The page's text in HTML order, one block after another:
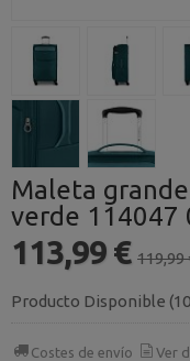
Maleta
verde 114047
113,99 € 119,99
Producto Disponible
Costes de envío Ver